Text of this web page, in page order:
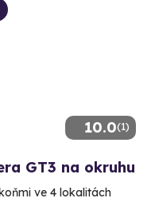
10.0(1)
GT3 na okruhu
ve 4 lokalitách